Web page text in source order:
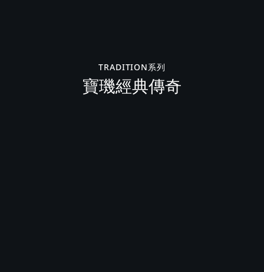
TRADITION系列
寶璣經典傳奇